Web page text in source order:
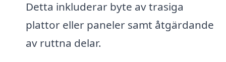
Detta inkluderar byte av trasiga
plattor eller paneler samt åtgärdande
av ruttna delar.